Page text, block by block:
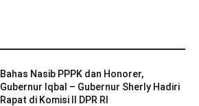
Bahas Nasib PPPK dan Honorer,
Gubernur Iqbal – Gubernur Sherly Hadiri
Rapat di Komisi II DPR RI